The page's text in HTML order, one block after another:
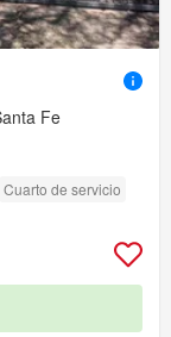
Fe
Cuarto de servicio